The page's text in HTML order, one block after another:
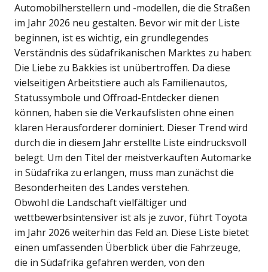
Automobilherstellern und -modellen, die die Straßen
im Jahr 2026 neu gestalten. Bevor wir mit der Liste
beginnen, ist es wichtig, ein grundlegendes
Verständnis des südafrikanischen Marktes zu haben:
Die Liebe zu Bakkies ist unübertroffen. Da diese
vielseitigen Arbeitstiere auch als Familienautos,
Statussymbole und Offroad-Entdecker dienen
können, haben sie die Verkaufslisten ohne einen
klaren Herausforderer dominiert. Dieser Trend wird
durch die in diesem Jahr erstellte Liste eindrucksvoll
belegt. Um den Titel der meistverkauften Automarke
in Südafrika zu erlangen, muss man zunächst die
Besonderheiten des Landes verstehen.
Obwohl die Landschaft vielfältiger und
wettbewerbsintensiver ist als je zuvor, führt Toyota
im Jahr 2026 weiterhin das Feld an. Diese Liste bietet
einen umfassenden Überblick über die Fahrzeuge,
die in Südafrika gefahren werden, von den